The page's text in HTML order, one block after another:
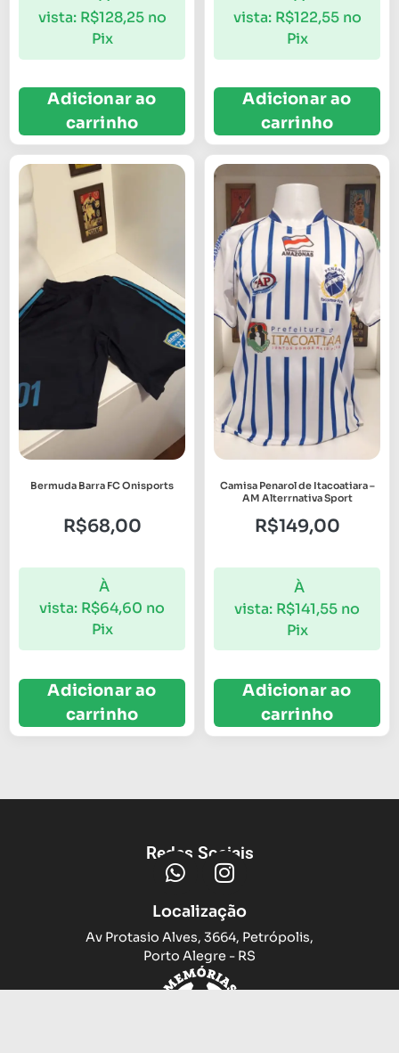
vista: R$128,25 no
Pix
Adicionar ao
carrinho
vista: R$122,55 no
Pix
Adicionar ao
carrinho
Bermuda Barra FC Onisports
R$68,00
À
vista: R$64,60 no
Pix
Adicionar ao
carrinho
Camisa Penarol de Itacoatiara –
AM Alterrnativa Sport
R$149,00
À
vista: R$141,55 no
Pix
Adicionar ao
carrinho
Redes Sociais
Localização
Av Protasio Alves, 3664, Petrópolis,
Porto Alegre - RS